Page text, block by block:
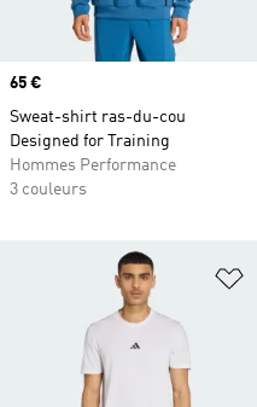
Prix
65 €
Sweat-shirt ras-du-cou
Designed for Training
Hommes Performance
3 couleurs